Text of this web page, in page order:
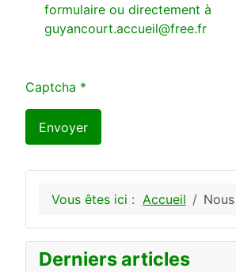
formulaire ou directement à
guyancourt.accueil@free.fr
Captcha *
Envoyer
Vous êtes ici : Accueil
Derniers articles